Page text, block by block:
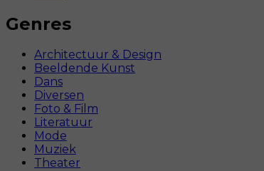
Genres
Architectuur & Design
Beeldende Kunst
Dans
Diversen
Foto & Film
Literatuur
Mode
Muziek
Theater